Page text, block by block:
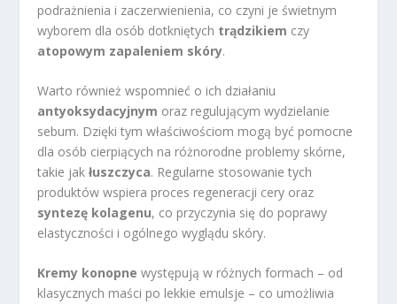
podrażnienia i zaczerwienienia, co czyni je świetnym
wyborem dla osób dotkniętych trądzikiem czy
atopowym zapaleniem skóry.
Warto również wspomnieć o ich działaniu
antyoksydacyjnym oraz regulującym wydzielanie
sebum. Dzięki tym właściwościom mogą być pomocne
dla osób cierpiących na różnorodne problemy skórne,
takie jakłuszczyca. Regularne stosowanie tych
produktów wspiera proces regeneracji cery oraz
syntezę kolagenu, co przyczynia się do poprawy
elastyczności i ogólnego wyglądu skóry.
Kremy konopne występują w różnych formach – od
klasycznych maści po lekkie emulsje – co umożliwia